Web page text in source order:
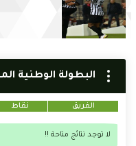
البطولة الوطنية
الفريق نقاط
لا توجد نتائج متاحة !!